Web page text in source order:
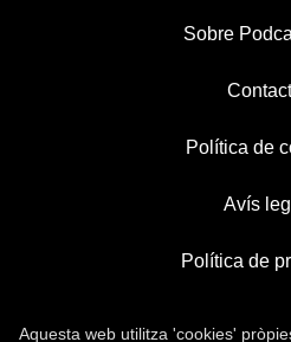
Sobre
Política de
Avís
Política de
Aquesta web utilitza 'cookies'